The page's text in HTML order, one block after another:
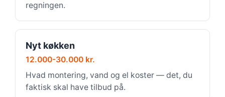
regningen.
Nyt køkken
12.000-30.000 kr.
Hvad montering, vand og el koster — det, du
faktisk skal have tilbud på.